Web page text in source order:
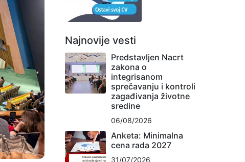
Najnovije vesti
Predstavljen Nacrt
zakona o
integrisanom
sprečavanju i kontroli
zagađivanja životne
sredine
06/08/2026
Anketa: Minimalna
cena rada 2027
31/07/2026